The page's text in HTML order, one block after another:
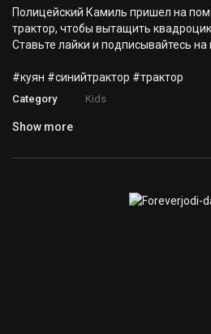
Полицейский Камиль пришел на
трактор, чтобы вытащить
Ставьте лайки и подписывайтесь на
#куян #синийтрактор #трактор
Category Kids
Show more